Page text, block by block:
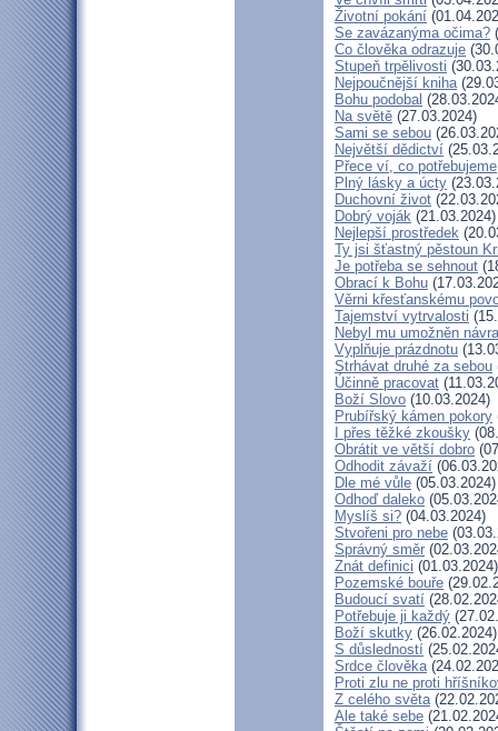
Životní pokání
Se zavázanýma očima?
Co člověka odrazuje
Stupeň trpělivosti
Nejpoučnější kniha
Bohu podobal
Na světě (27.03.2024)
Sami se sebou
Největší dědictví
Přece ví, co potřebujeme
Plný lásky a úcty
Duchovní život
Dobrý voják (21.03.2024)
Nejlepší prostředek
Ty jsi šťastný pěstoun
Je potřeba se sehnout
Obrací k Bohu
Věrni křesťanskému
Tajemství vytrvalosti
Nebyl mu umožněn
Vyplňuje prázdnotu
Strhávat druhé za sebou
Účinně pracovat
Boží Slovo (10.03.2024)
Prubířský kámen pokory
I přes těžké zkoušky
Obrátit ve větší dobro
Odhodit závaží
Dle mé vůle (05.03.2024)
Odhoď daleko
Myslíš si? (04.03.2024)
Stvořeni pro nebe
Správný směr
Znát definici (01.03.2024)
Pozemské bouře
Budoucí svatí
Potřebuje ji každý
Boží skutky (26.02.2024)
S důsledností
Srdce člověka
Proti zlu ne proti
Z celého světa
Ale také sebe